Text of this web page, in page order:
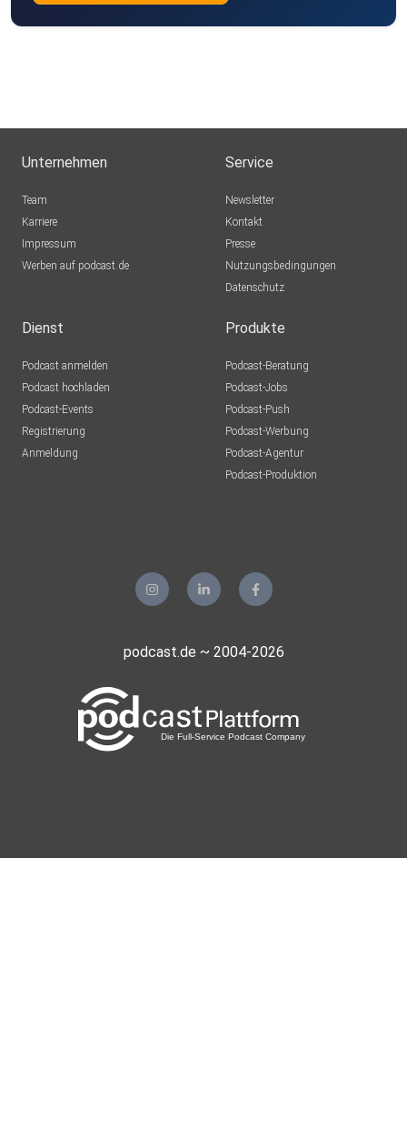
Unternehmen
Team
Karriere
Impressum
Werben auf podcast.de
Service
Newsletter
Kontakt
Presse
Nutzungsbedingungen
Datenschutz
Dienst
Podcast anmelden
Podcast hochladen
Podcast-Events
Registrierung
Anmeldung
Produkte
Podcast-Beratung
Podcast-Jobs
Podcast-Push
Podcast-Werbung
Podcast-Agentur
Podcast-Produktion
podcast.de ~ 2004-2026